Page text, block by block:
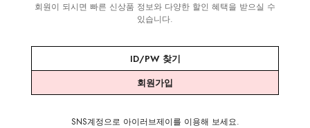
회원이 되시면 빠른 신상품 정보와 다양한 할인 혜택을 받으실 수
있습니다.
ID/PW 찾기
회원가입
SNS계정으로 아이러브제이를 이용해 보세요.